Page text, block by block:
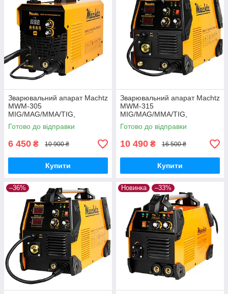
Зварювальний апарат Machtz
MWM‑305
MIG/MAG/MMA/TIG,
напівавтомат
Готово до відправки
6 450 ₴ 10 900 ₴
Купити
Зварювальний апарат Mаchtz
MWM-315
MIG/MAG/MMA/TIG,
напівавтомат
Готово до відправки
10 490 ₴ 16 500 ₴
Купити
–36% Новинка –33%